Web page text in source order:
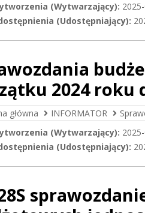
(Wytwarzający):
(Udostępniający):
2024 roku
główna INFORMATOR
(Wytwarzający):
(Udostępniający):